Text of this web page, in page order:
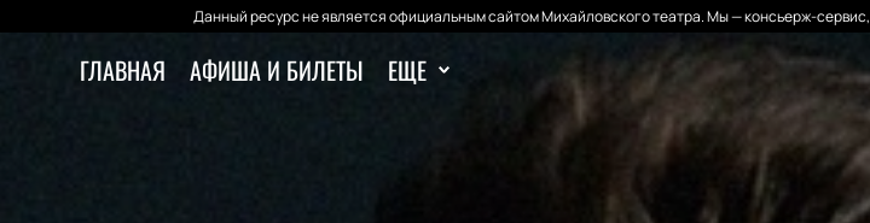
Данный ресурс не является официальным сайтом Михайловского театра. Мы — консьерж-
ГЛАВНАЯ АФИША И БИЛЕТЫ ЕЩЕ